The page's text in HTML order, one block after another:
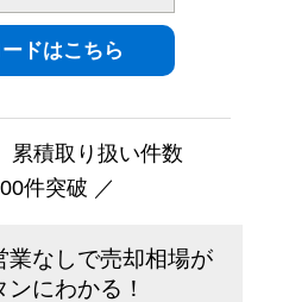
累積取り扱い件数
件突破 ／
業なしで売却相場が
ンにわかる！